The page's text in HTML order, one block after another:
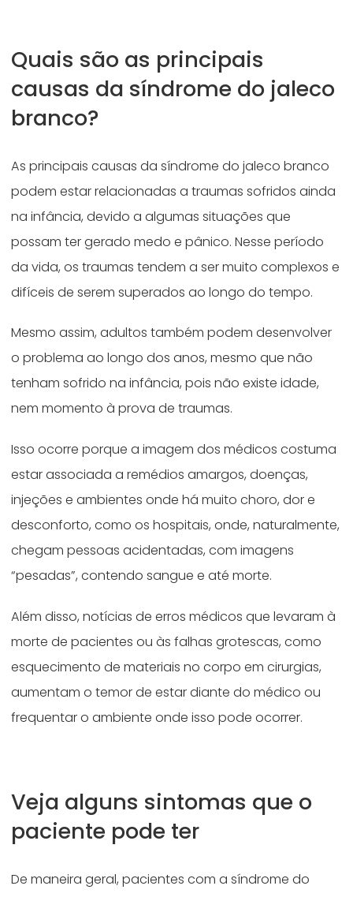
Quais são as principais
causas da síndrome do jaleco
branco?
As principais causas da síndrome do jaleco branco
podem estar relacionadas a traumas sofridos ainda
na infância, devido a algumas situações que
possam ter gerado medo e pânico. Nesse período
da vida, os traumas tendem a ser muito complexos e
difíceis de serem superados ao longo do tempo.
Mesmo assim, adultos também podem desenvolver
o problema ao longo dos anos, mesmo que não
tenham sofrido na infância, pois não existe idade,
nem momento à prova de traumas.
Isso ocorre porque a imagem dos médicos costuma
estar associada a remédios amargos, doenças,
injeções e ambientes onde há muito choro, dor e
desconforto, como os hospitais, onde, naturalmente,
chegam pessoas acidentadas, com imagens
“pesadas”, contendo sangue e até morte.
Além disso, notícias de erros médicos que levaram à
morte de pacientes ou às falhas grotescas, como
esquecimento de materiais no corpo em cirurgias,
aumentam o temor de estar diante do médico ou
frequentar o ambiente onde isso pode ocorrer.
Veja alguns sintomas que o
paciente pode ter
De maneira geral, pacientes com a síndrome do